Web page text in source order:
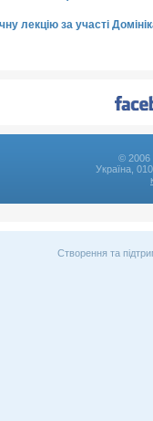
лекцію за участі
© 2006
Україна,
Створення та